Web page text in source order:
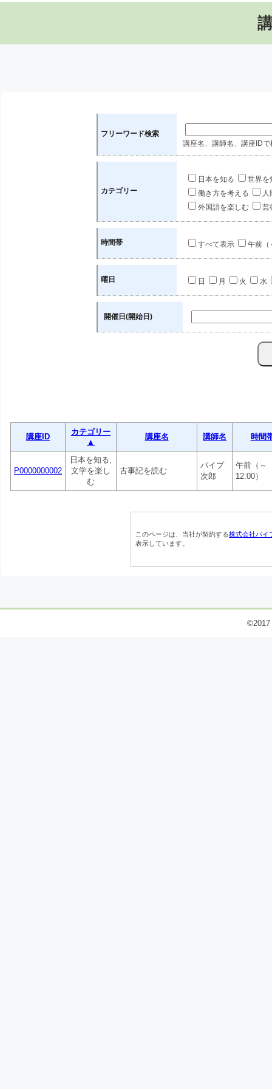
フリーワード検索
講座名、講師名、講座IDで
カテゴリー
日本を知る
世界を
働き方を考える
人
外国語を楽しむ
芸
時間帯 すべて表示 午前（
曜日 日 月 火 水
開催日(開始日)
講座ID
カテゴリー
▲
講座名 講師名 時間
P0000000002
日本を知る,
文学を楽し
む
古事記を読む
パイプ
次郎
午前（～
12:00）
このページは、当社が契約する株式会社パイ
表示しています。
©2017